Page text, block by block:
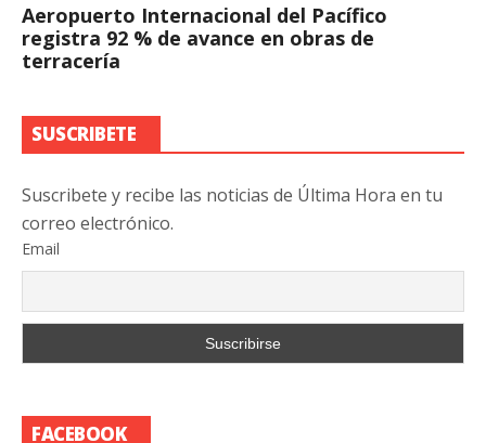
Aeropuerto Internacional del Pacífico
registra 92 % de avance en obras de
terracería
SUSCRIBETE
Suscribete y recibe las noticias de Última Hora en tu
correo electrónico.
Email
FACEBOOK